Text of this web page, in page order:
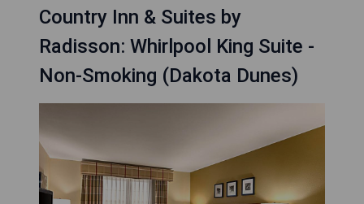
Country Inn & Suites by
Radisson: Whirlpool King Suite -
Non-Smoking (Dakota Dunes)